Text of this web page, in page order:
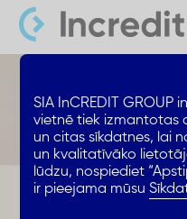
SIA InCREDIT GROUP
vietnē tiek izmantotas
un citas sīkdatnes, lai
un kvalitatīvāko
lūdzu, nospiediet
ir pieejama mūsu